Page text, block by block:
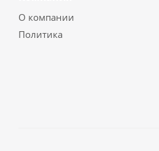
О компании
Политика